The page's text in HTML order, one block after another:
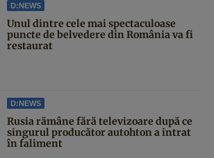
D:NEWS
Unul dintre cele mai spectaculoase
puncte de belvedere din România va fi
restaurat
D:NEWS
Rusia rămâne fără televizoare după ce
singurul producător autohton a intrat
în faliment